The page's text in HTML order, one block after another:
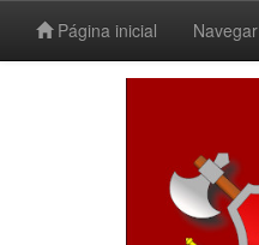
Página inicial Navegar